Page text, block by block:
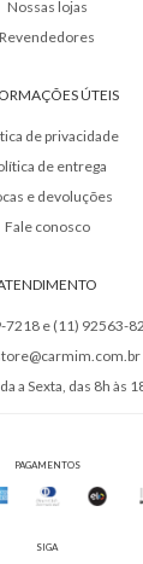
Nossas lojas
Revendedores
ÚTEIS
de privacidade
de entrega
e devoluções
Fale conosco
7218 e (11) 92563-
a Sexta, das 8h às
PAGAMENTOS
SIGA